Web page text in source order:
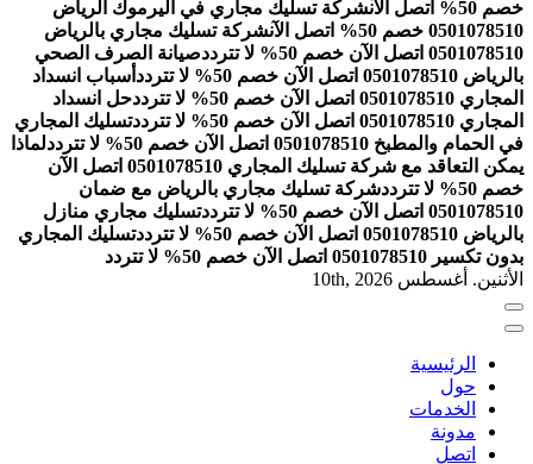
خصم 50% اتصل الآن
شركة تسليك مجاري في اليرموك الرياض
0501078510 خصم 50% اتصل الآن
شركة تسليك مجاري بالرياض
0501078510 اتصل الآن خصم 50% لا تتردد
صيانة الصرف الصحي
بالرياض 0501078510 اتصل الآن خصم 50% لا تتردد
أسباب انسداد
المجاري 0501078510 اتصل الآن خصم 50% لا تتردد
حل انسداد
المجاري 0501078510 اتصل الآن خصم 50% لا تتردد
تسليك المجاري
في الحمام والمطبخ 0501078510 اتصل الآن خصم 50% لا تتردد
لماذا
يمكن التعاقد مع شركة تسليك المجاري 0501078510 اتصل الآن
خصم 50% لا تتردد
شركة تسليك مجاري بالرياض مع ضمان
0501078510 اتصل الآن خصم 50% لا تتردد
تسليك مجاري منازل
بالرياض 0501078510 اتصل الآن خصم 50% لا تتردد
تسليك المجاري
بدون تكسير 0501078510 اتصل الآن خصم 50% لا تتردد
الأثنين. أغسطس 10th, 2026
الرئيسية
حول
الخدمات
مدونة
اتصل